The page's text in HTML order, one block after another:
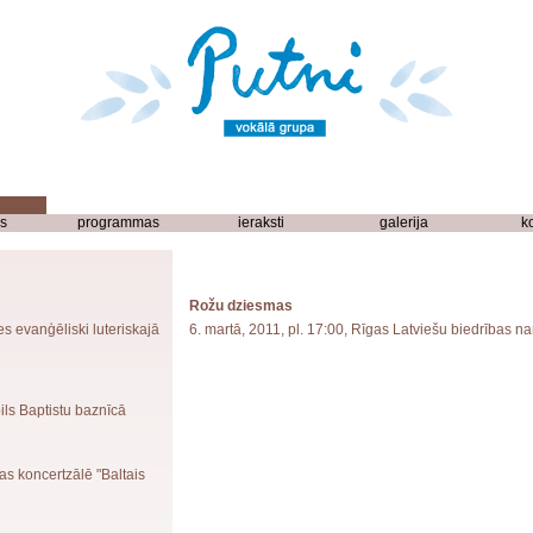
programmas ieraksti galerija
evanģēliski luteriskajā
Baptistu baznīcā
koncertzālē "Baltais
Rožu dziesmas
6. martā, 2011, pl. 17:00, Rīgas Latviešu biedrības